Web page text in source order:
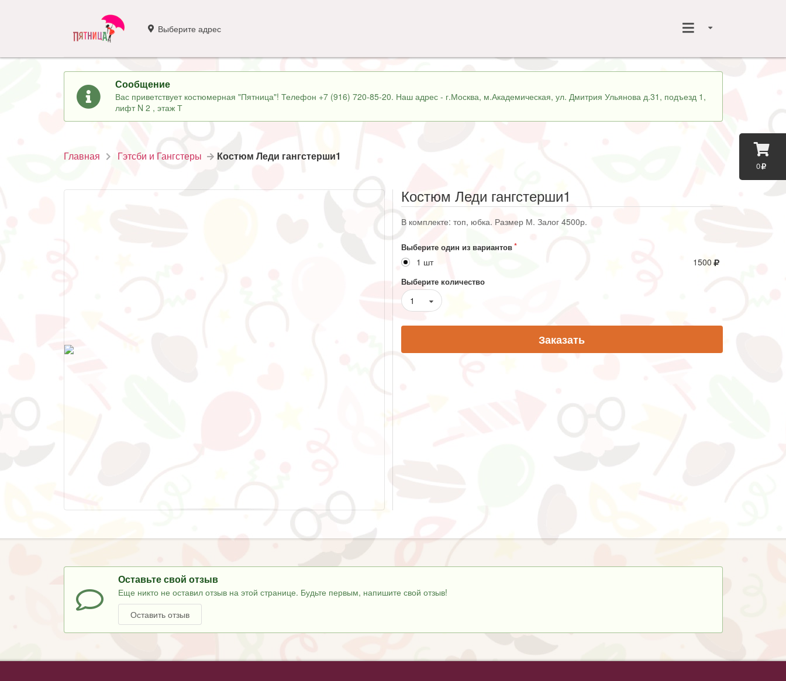
0
Выберите адрес
Сообщение
Вас приветствует костюмерная "Пятница"! Телефон +7 (916) 720-85-20. Наш адрес - г.Москва, м.Академическая, ул. Дмитрия Ульянова д.31, подъезд 1,
лифт N 2 , этаж Т
Главная Гэтсби и Гангстеры Костюм Леди гангстерши1
Костюм Леди гангстерши1
В комплекте: топ, юбка. Размер М. Залог 4500р.
Выберите один из вариантов
1 шт 1500
Выберите количество
1
Заказать
Оставьте свой отзыв
Еще никто не оставил отзыв на этой странице. Будьте первым, напишите свой отзыв!
Оставить отзыв